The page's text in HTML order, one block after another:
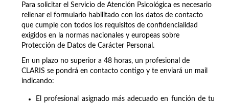
Para solicitar el Servicio de Atención Psicológica es necesario
rellenar el formulario habilitado con los datos de contacto
que cumple con todos los requisitos de confidencialidad
exigidos en la normas nacionales y europeas sobre
Protección de Datos de Carácter Personal.
En un plazo no superior a 48 horas, un profesional de
CLARIS se pondrá en contacto contigo y te enviará un mail
indicando:
El profesional asignado más adecuado en función de tu